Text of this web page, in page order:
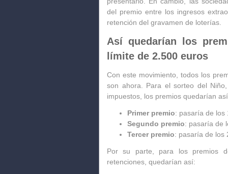
del premio entre los ingresos
retención del gravamen de loterías.
Así quedarían los
límite de 2.500 euros
Con este movimiento, todos los
son ahora. Para el sorteo del
impuestos, los premios quedarían
Primer premio: pasaría de
Segundo premio: pasaría de
Tercer premio: pasaría de
Por su parte, para los premios
retenciones, quedarían así: